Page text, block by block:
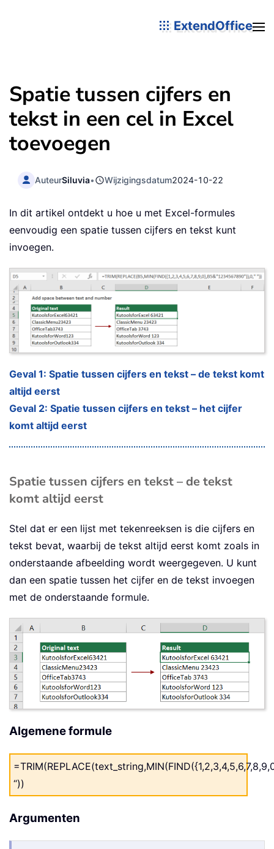
ExtendOffice
Spatie tussen cijfers en
tekst in een cel in Excel
toevoegen
AuteurSiluvia• Wijzigingsdatum2024-10-22
In dit artikel ontdekt u hoe u met Excel-formules
eenvoudig een spatie tussen cijfers en tekst kunt
invoegen.
Geval 1: Spatie tussen cijfers en tekst – de tekst komt
altijd eerst
Geval 2: Spatie tussen cijfers en tekst – het cijfer
komt altijd eerst
Spatie tussen cijfers en tekst – de tekst
komt altijd eerst
Stel dat er een lijst met tekenreeksen is die cijfers en
tekst bevat, waarbij de tekst altijd eerst komt zoals in
onderstaande afbeelding wordt weergegeven. U kunt
dan een spatie tussen het cijfer en de tekst invoegen
met de onderstaande formule.
Algemene formule
“))
Argumenten